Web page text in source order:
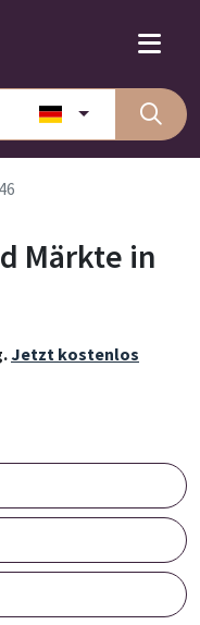
Märkte in
Jetzt kostenlos